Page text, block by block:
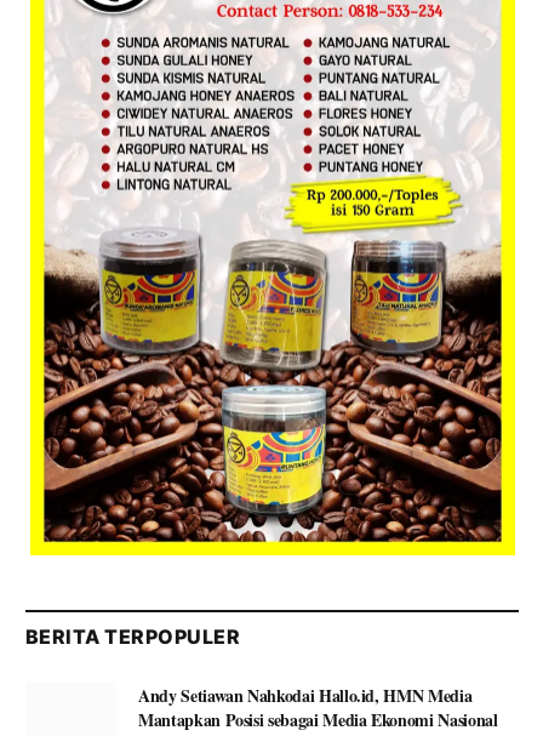
BERITA TERPOPULER
Andy Setiawan Nahkodai Hallo.id, HMN Media
Mantapkan Posisi sebagai Media Ekonomi Nasional